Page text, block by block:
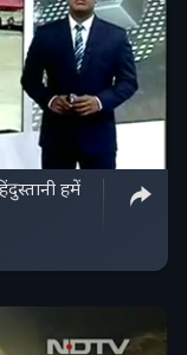
हमें